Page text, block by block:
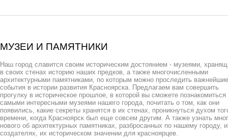
МУЗЕИ И ПАМЯТНИКИ
Наш город славится своим историческим достоянием - музеями,
в своих стенах историю наших предков, а также многочисленными
архитектурными памятниками, по которым можно проследить важнейшие
события в истории развития Красноярска. Предлагаем вам совершить
прогулку в историческое прошлое, в которой вы сможете познакомиться
самыми интересными музеями нашего города, почитать о том, как они
появились, какие секреты хранятся в их стенах, проникнуться духом
времени, когда Красноярск был еще совсем другим. А также узнать
нового об архитектурных памятниках, разбросанных по нашему городу,
создателях, их историческом значении для красноярцев.